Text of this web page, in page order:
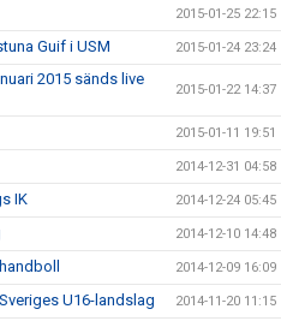
2015-01-25 22:15
Guif i USM 2015-01-24 23:24
2015 sänds live
2015-01-22 14:37
2015-01-11 19:51
2014-12-31 04:58
IK 2014-12-24 05:45
2014-12-10 14:48
2014-12-09 16:09
U16-landslag 2014-11-20 11:15